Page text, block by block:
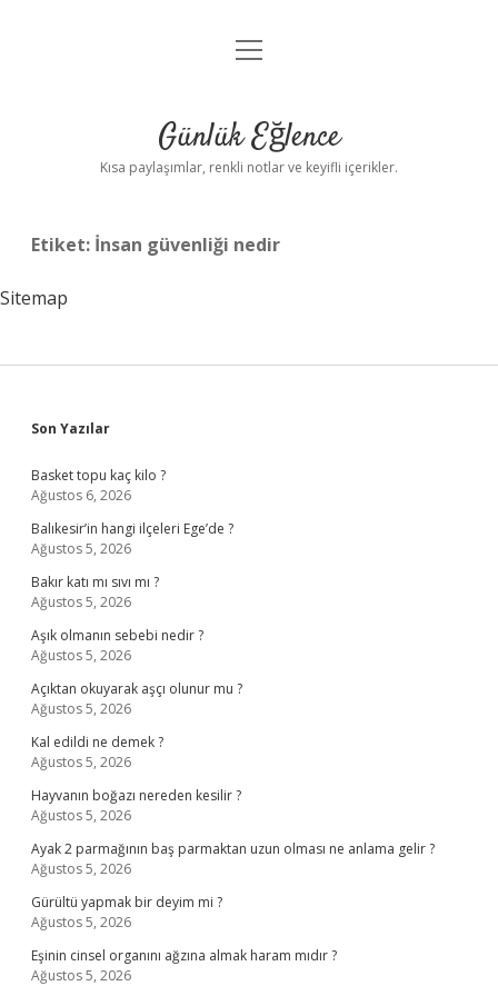
Anasayfa
Yasal Uyarı
menüyü
Günlük Eğlence
Kısa paylaşımlar, renkli notlar ve keyifli içerikler.
Etiket: İnsan güvenliği nedir
Sitemap
Sidebar
Son Yazılar
Basket topu kaç kilo ?
Ağustos 6, 2026
Balıkesir’in hangi ilçeleri Ege’de ?
Ağustos 5, 2026
Bakır katı mı sıvı mı ?
Ağustos 5, 2026
Aşık olmanın sebebi nedir ?
Ağustos 5, 2026
Açıktan okuyarak aşçı olunur mu ?
Ağustos 5, 2026
Kal edildi ne demek ?
Ağustos 5, 2026
Hayvanın boğazı nereden kesilir ?
Ağustos 5, 2026
Ayak 2 parmağının baş parmaktan uzun olması ne anlama gelir ?
Ağustos 5, 2026
Gürültü yapmak bir deyim mi ?
Ağustos 5, 2026
Eşinin cinsel organını ağzına almak haram mıdır ?
Ağustos 5, 2026